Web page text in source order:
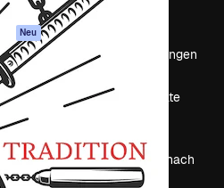
Neu
Richtlinie
Veranstaltungen
Deine Inhalte
Pressesaal
Suchst du nach
magnific.ai